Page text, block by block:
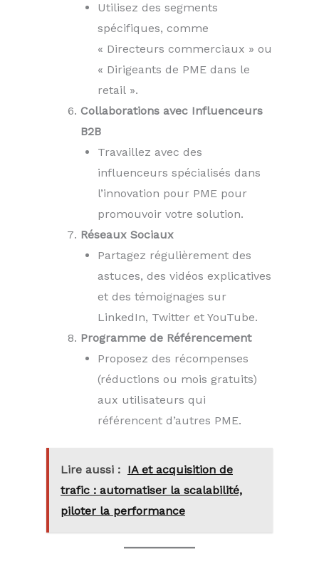
Utilisez des segments
spécifiques, comme
« Directeurs commerciaux » ou
« Dirigeants de PME dans le
retail ».
Collaborations avec Influenceurs
B2B
Travaillez avec des
influenceurs spécialisés dans
l’innovation pour PME pour
promouvoir votre solution.
Réseaux Sociaux
Partagez régulièrement des
astuces, des vidéos explicatives
et des témoignages sur
LinkedIn, Twitter et YouTube.
Programme de Référencement
Proposez des récompenses
(réductions ou mois gratuits)
aux utilisateurs qui
référencent d’autres PME.
Lire aussi : IA et acquisition de
trafic : automatiser la scalabilité,
piloter la performance